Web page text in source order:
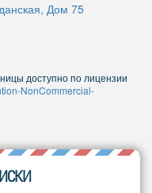
Дом 75
доступно по лицензии
NonCommercial-